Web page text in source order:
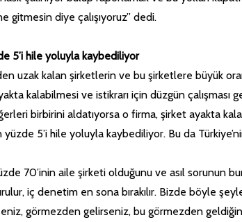
gitmesin diye çalışıyoruz” dedi.
5’i hile yoluyla kaybediliyor
uzak kalan şirketlerin ve bu şirketlere büyük
kalabilmesi ve istikrarı için düzgün çalışması
birbirini aldatıyorsa o firma, şirket ayakta
5’i hile yoluyla kaybediliyor. Bu da
70’inin aile şirketi olduğunu ve asıl sorunun
iç denetim en sona bırakılır. Bizde böyle
görmezden gelirseniz, bu görmezden